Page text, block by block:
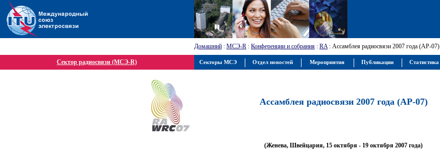
Домашний : МСЭ-R : Конференции и собрания : RA: Ассамблея радиосвязи 2007 года (АР-07)
Сектор радиосвязи (МСЭ-R)
Ассамблея радиосвязи 2007 года (АР-07)
(Женева, Швейцария, 15 октября - 19 октября 2007 года)
Секторы МСЭ Отдел новостей Мероприятия Публикации Статистика